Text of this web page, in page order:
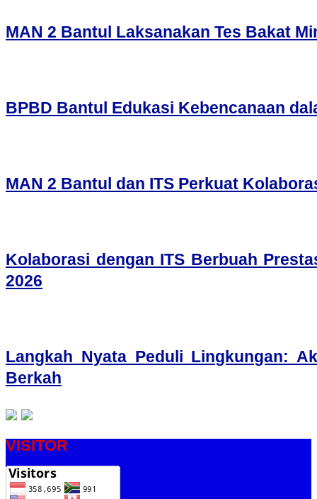
MAN 2 Bantul Laksanakan Tes Bakat
BPBD Bantul Edukasi Kebencanaan
MAN 2 Bantul dan ITS Perkuat
Kolaborasi dengan ITS Berbuah
2026
Langkah Nyata Peduli Lingkungan:
Berkah
VISITOR